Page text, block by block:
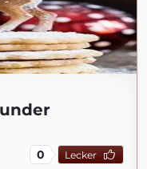
0 Lecker